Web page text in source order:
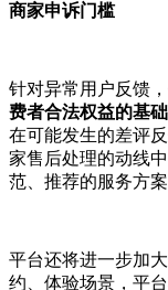
商家申诉门槛
针对异常用户反馈，
费者合法权益的基
在可能发生的差评
家售后处理的动线
范、推荐的服务方
平台还将进一步加
约、体验场景，平